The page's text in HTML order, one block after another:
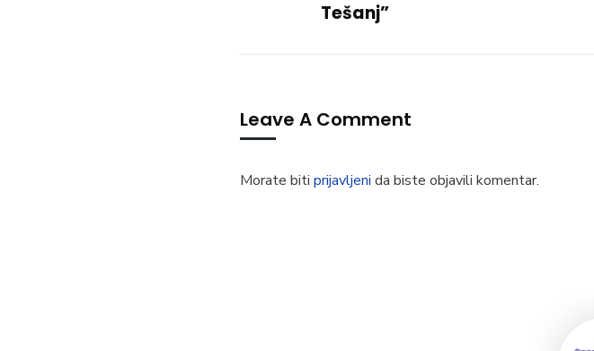
Tešanj”
Leave A Comment
Morate biti prijavljeni da biste objavili komentar.